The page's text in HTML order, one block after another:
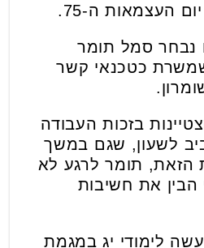
העצמאות ה-75.
נבחר סמל תומר
כטכנאי קשר
בזכות העבודה
לשעון, שגם במשך
הזאת, תומר לרגע לא
ופעל 24/7 כי הבין את חשיבות
לימודי יג במגמת